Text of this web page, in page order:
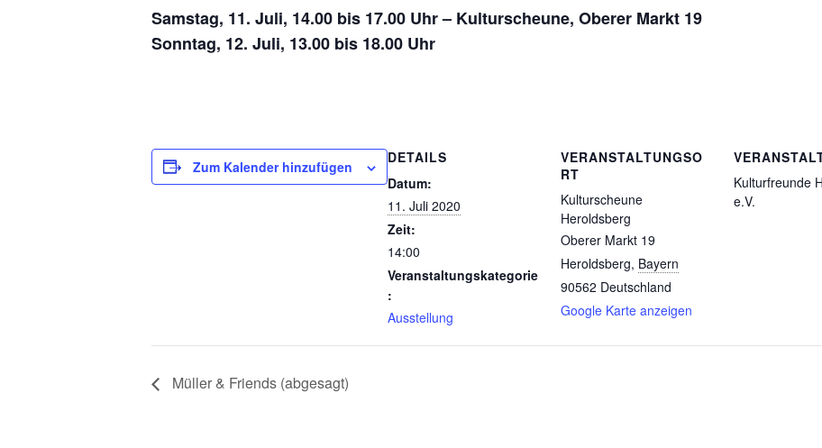
Samstag, 11. Juli, 14.00 bis 17.00 Uhr – Kulturscheune, Oberer Markt 19
Sonntag, 12. Juli, 13.00 bis 18.00 Uhr
Zum Kalender hinzufügen
DETAILS
Datum:
11. Juli 2020
Zeit:
14:00
Veranstaltungskategorie
:
Ausstellung
VERANSTALTUNGSO
RT
Kulturscheune
Heroldsberg
Oberer Markt 19
Heroldsberg, Bayern
90562 Deutschland
Google Karte anzeigen
Kulturfreunde
e.V.
Müller & Friends (abgesagt)